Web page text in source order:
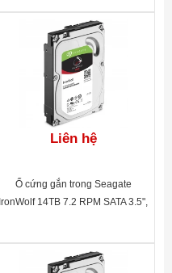
Liên hệ
Ổ cứng gắn trong Seagate
IronWolf 14TB 7.2 RPM SATA 3.5",